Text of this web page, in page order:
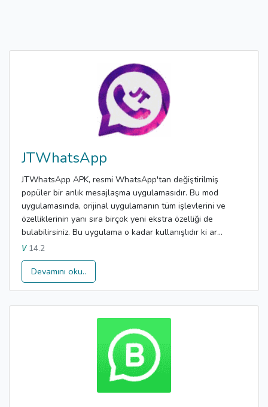
JTWhatsApp
JTWhatsApp APK, resmi WhatsApp'tan değiştirilmiş
popüler bir anlık mesajlaşma uygulamasıdır. Bu mod
uygulamasında, orijinal uygulamanın tüm işlevlerini ve
özelliklerinin yanı sıra birçok yeni ekstra özelliği de
bulabilirsiniz. Bu uygulama o kadar kullanışlıdır ki ar...
V14.2
Devamını oku..